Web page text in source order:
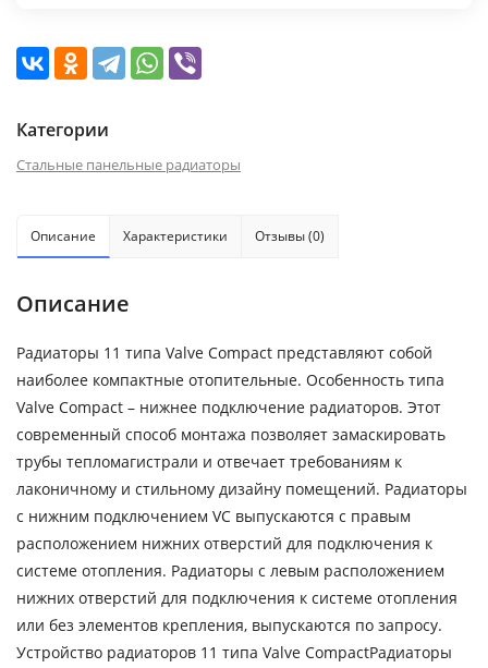
Категории
Стальные панельные радиаторы
Описание Характеристики Отзывы (0)
Описание
Радиаторы 11 типа Valve Compact представляют собой
наиболее компактные отопительные. Особенность типа
Valve Compact – нижнее подключение радиаторов. Этот
современный способ монтажа позволяет замаскировать
трубы тепломагистрали и отвечает требованиям к
лаконичному и стильному дизайну помещений. Радиаторы
с нижним подключением VC выпускаются с правым
расположением нижних отверстий для подключения к
системе отопления. Радиаторы с левым расположением
нижних отверстий для подключения к системе отопления
или без элементов крепления, выпускаются по запросу.
Устройство радиаторов 11 типа Valve CompactРадиаторы